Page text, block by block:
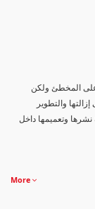
على المخطئ ولكن
والتطوير
وتعميمها داخل
More